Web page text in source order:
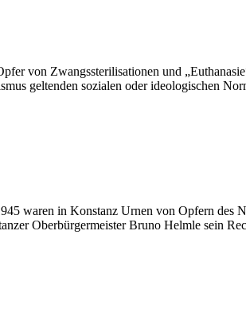
von Zwangssterilisationen und
geltenden sozialen oder ideologischen
waren in Konstanz Urnen von Opfern des
Oberbürgermeister Bruno Helmle sein